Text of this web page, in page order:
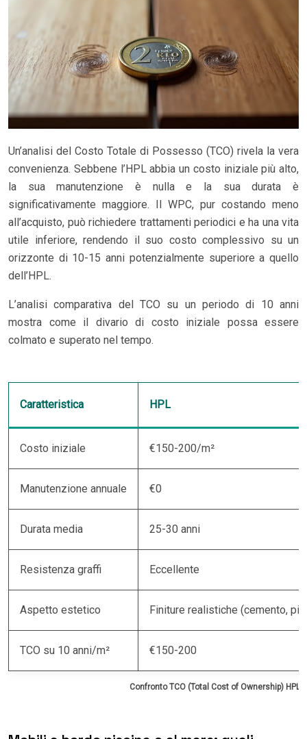
Un’analisi del Costo Totale di Possesso (TCO) rivela la vera
convenienza. Sebbene l’HPL abbia un costo iniziale più alto,
la sua manutenzione è nulla e la sua durata è
significativamente maggiore. Il WPC, pur costando meno
all’acquisto, può richiedere trattamenti periodici e ha una vita
utile inferiore, rendendo il suo costo complessivo su un
orizzonte di 10-15 anni potenzialmente superiore a quello
dell’HPL.
L’analisi comparativa del TCO su un periodo di 10 anni
mostra come il divario di costo iniziale possa essere
colmato e superato nel tempo.
Confronto TCO (Total Cost of Ownership) HPL
Caratteristica HPL
Costo iniziale €150-200/m²
Manutenzione annuale €0
Durata media 25-30 anni
Resistenza graffi Eccellente
Aspetto estetico Finiture realistiche (cemento,
TCO su 10 anni/m² €150-200